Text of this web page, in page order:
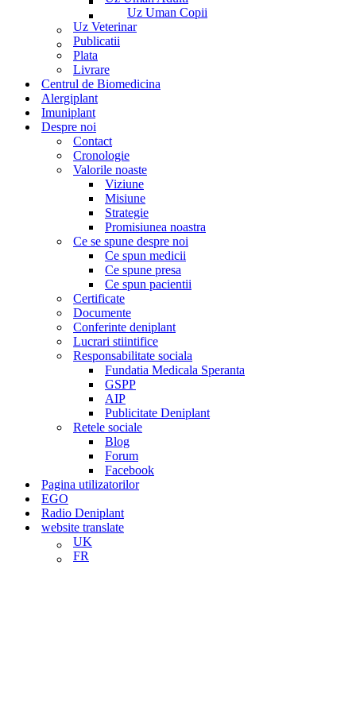
Uz Uman Copii
Uz Veterinar
Publicatii
Plata
Livrare
Centrul de Biomedicina
Alergiplant
Imuniplant
Despre noi
Contact
Cronologie
Valorile noaste
Viziune
Misiune
Strategie
Promisiunea noastra
Ce se spune despre noi
Ce spun medicii
Ce spune presa
Ce spun pacientii
Certificate
Documente
Conferinte deniplant
Lucrari stiintifice
Responsabilitate sociala
Fundatia Medicala Speranta
GSPP
AIP
Publicitate Deniplant
Retele sociale
Blog
Forum
Facebook
Pagina utilizatorilor
EGO
Radio Deniplant
website translate
UK
FR